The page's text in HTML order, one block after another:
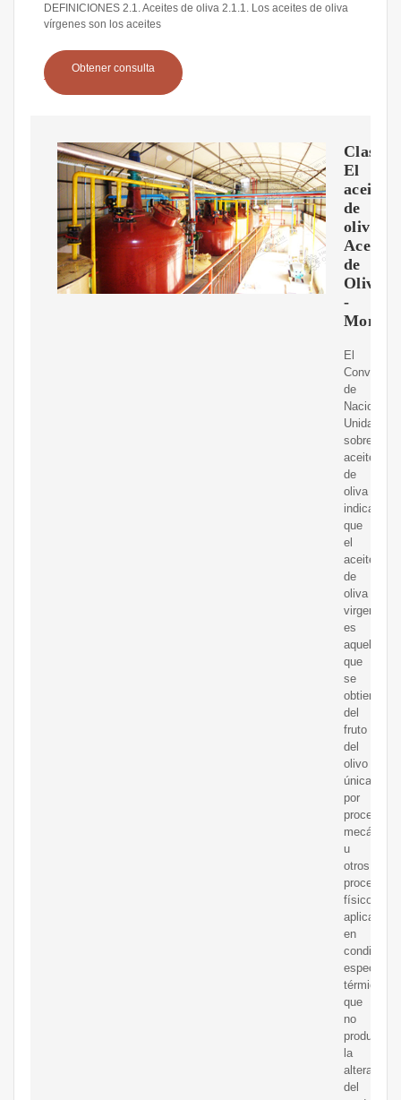
DEFINICIONES 2.1. Aceites de oliva 2.1.1. Los aceites de oliva
vírgenes son los aceites
Obtener consulta
El
aceite
de
oliva-
Aceite
de
Oliva
-
El
Convenio
de
Naciones
Unidas
sobre
aceite
de
oliva
indica
que
el
aceite
de
oliva
virgen
es
aquel
que
se
obtiene
del
fruto
del
olivo
por
mecánicos
u
otros
físicos
aplicados
en
térmicas,
que
no
produzcan
la
alteración
del